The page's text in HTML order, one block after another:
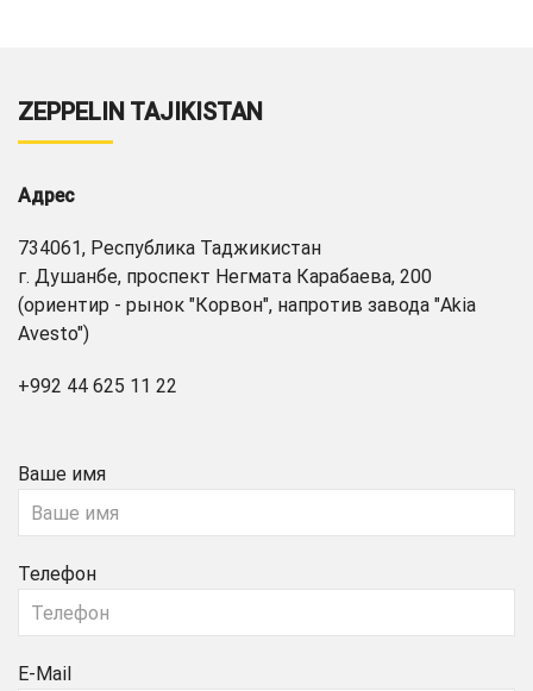
ZEPPELIN TAJIKISTAN
Адрес
734061, Республика Таджикистан
г. Душанбе, проспект Негмата Карабаева, 200
(ориентир - рынок "Корвон", напротив завода "Akia
Avesto")
+992 44 625 11 22
Ваше имя
Телефон
E-Mail